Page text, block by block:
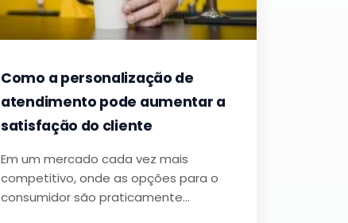
Como a personalização de
atendimento pode aumentar a
satisfação do cliente
Em um mercado cada vez mais
competitivo, onde as opções para o
consumidor são praticamente…